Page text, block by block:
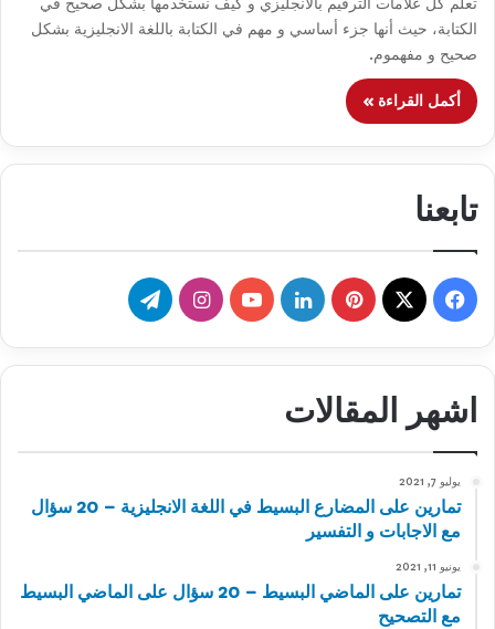
الكتابة، حيث أنها جزء أساسي و مهم في الكتابة باللغة الانجليزية بشكل
صحيح و مفهموم.
أكمل القراءة »
تابعنا
فيسبوك
‫X بينتيريستلينكدإن‫YouTube
انستقرامتيلقرام
اشهر المقالات
يوليو 7, 2021
تمارين على المضارع البسيط في اللغة الانجليزية – 20 سؤال
مع الاجابات و التفسير
يونيو 11, 2021
تمارين على الماضي البسيط – 20 سؤال على الماضي البسيط
مع التصحيح